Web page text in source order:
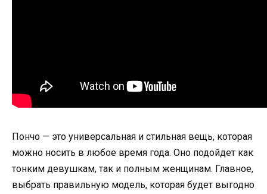
Пончо — это универсальная и стильная вещь, которая
можно носить в любое время года. Оно подойдет как
тонким девушкам, так и полным женщинам. Главное,
выбрать правильную модель, которая будет выгодно